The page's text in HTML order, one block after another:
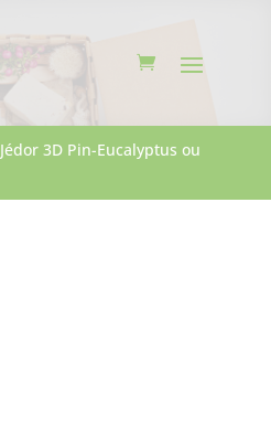
Jédor 3D Pin-Eucalyptus ou